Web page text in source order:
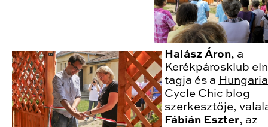
Halász Áron, a
Kerékpárosklub
tagja és a
Cycle Chic blog
szerkesztője,
Fábián Eszter, az